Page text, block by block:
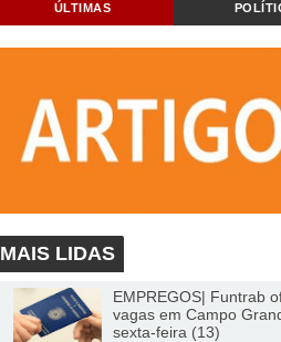
ÚLTIMAS
MAIS LIDAS
EMPREGOS| Funtrab
vagas em Campo
sexta-feira (13)